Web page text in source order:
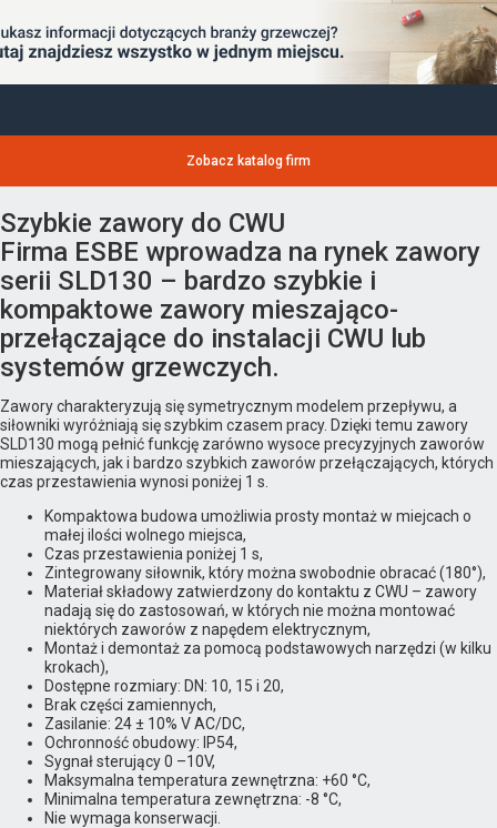
Zobacz katalog firm
Szybkie zawory do CWU
Firma ESBE wprowadza na rynek zawory
serii SLD130 – bardzo szybkie i
kompaktowe zawory mieszająco-
przełączające do instalacji CWU lub
systemów grzewczych.
Zawory charakteryzują się symetrycznym modelem przepływu, a
siłowniki wyróżniają się szybkim czasem pracy. Dzięki temu zawory
SLD130 mogą pełnić funkcję zarówno wysoce precyzyjnych zaworów
mieszających, jak i bardzo szybkich zaworów przełączających, których
czas przestawienia wynosi poniżej 1 s.
Kompaktowa budowa umożliwia prosty montaż w miejcach o
małej ilości wolnego miejsca,
Czas przestawienia poniżej 1 s,
Zintegrowany siłownik, który można swobodnie obracać (180°),
Materiał składowy zatwierdzony do kontaktu z CWU – zawory
nadają się do zastosowań, w których nie można montować
niektórych zaworów z napędem elektrycznym,
Montaż i demontaż za pomocą podstawowych narzędzi (w kilku
krokach),
Dostępne rozmiary: DN: 10, 15 i 20,
Brak części zamiennych,
Zasilanie: 24 ± 10% V AC/DC,
Ochronność obudowy: IP54,
Sygnał sterujący 0 –10V,
Maksymalna temperatura zewnętrzna: +60 °C,
Minimalna temperatura zewnętrzna: -8 °C,
Nie wymaga konserwacji.